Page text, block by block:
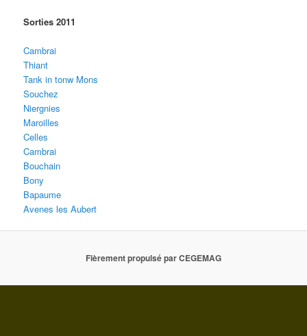
Sorties 2011
Cambrai
Thiant
Tank in tonw Mons
Souchez
Niergnies
Maroilles
Celles
Cambrai
Bouchain
Bony
Bapaume
Avenes les Aubert
Fièrement propulsé par CEGEMAG